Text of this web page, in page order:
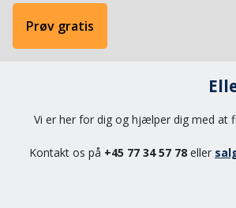
Prøv gratis
Vi er her for dig og hjælper dig med at
Kontakt os på +45 77 34 57 78 eller